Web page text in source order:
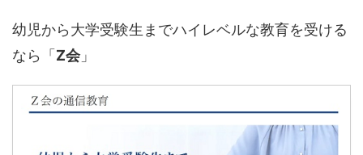
幼児から大学受験生までハイレベルな教育を受ける
なら「Z会」